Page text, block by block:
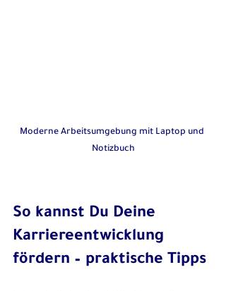
Moderne Arbeitsumgebung mit Laptop und
Notizbuch
So kannst Du Deine
Karriereentwicklung
fördern – praktische Tipps